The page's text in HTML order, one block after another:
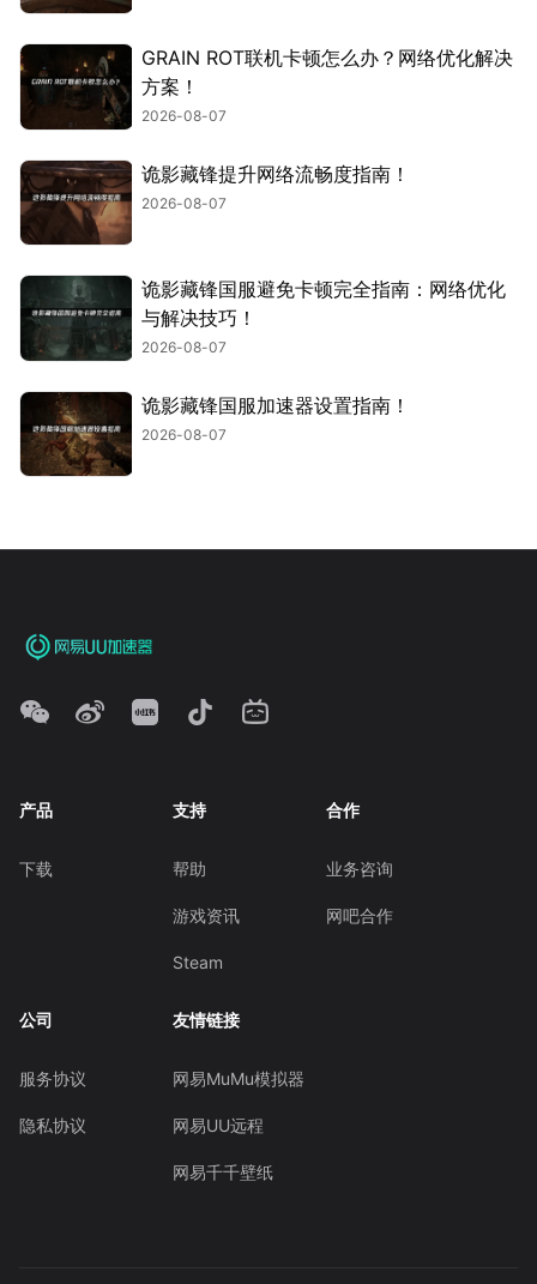
GRAIN ROT联机卡顿怎么办？网络优化解决
方案！
2026-08-07
诡影藏锋提升网络流畅度指南！
2026-08-07
诡影藏锋国服避免卡顿完全指南：网络优化
与解决技巧！
2026-08-07
诡影藏锋国服加速器设置指南！
2026-08-07
产品
下载
支持
帮助
游戏资讯
Steam
合作
业务咨询
网吧合作
公司
服务协议
隐私协议
友情链接
网易MuMu模拟器
网易UU远程
网易千千壁纸